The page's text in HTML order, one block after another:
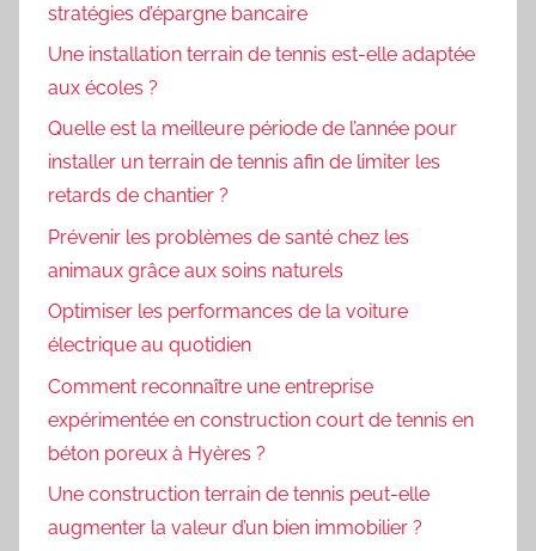
stratégies d’épargne bancaire
Une installation terrain de tennis est-elle adaptée
aux écoles ?
Quelle est la meilleure période de l’année pour
installer un terrain de tennis afin de limiter les
retards de chantier ?
Prévenir les problèmes de santé chez les
animaux grâce aux soins naturels
Optimiser les performances de la voiture
électrique au quotidien
Comment reconnaître une entreprise
expérimentée en construction court de tennis en
béton poreux à Hyères ?
Une construction terrain de tennis peut-elle
augmenter la valeur d’un bien immobilier ?